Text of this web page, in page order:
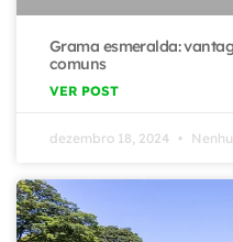
Grama esmeralda:
comuns
VER POST
dezembro 18, 2024